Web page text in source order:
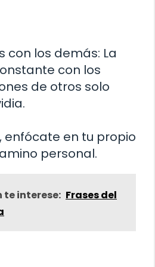
con los demás: La
con los
de otros solo
enfócate en tu propio
personal.
te interese: Frases del